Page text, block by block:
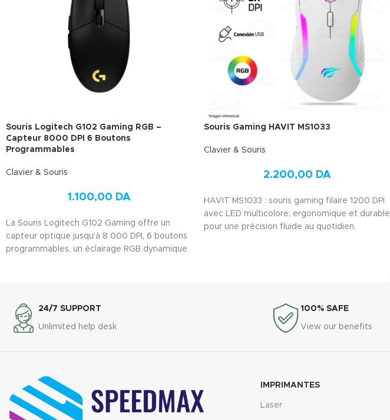
Souris Logitech G102 Gaming RGB –
Capteur 8000 DPI 6 Boutons
Programmables
Clavier & Souris
1.100,00 DA
La Souris Logitech G102 Gaming offre un
capteur optique jusqu'à 8 000 DPI, 6 boutons
programmables, un éclairage RGB dynamique
Souris Gaming HAVIT MS1033
Clavier & Souris
2.200,00 DA
HAVIT MS1033 : souris gaming filaire 1200 DPI
avec LED multicolore, ergonomique et durable
pour une précision fluide au quotidien.
24/7 SUPPORT
Unlimited help desk
100% SAFE
View our benefits
IMPRIMANTES
Laser